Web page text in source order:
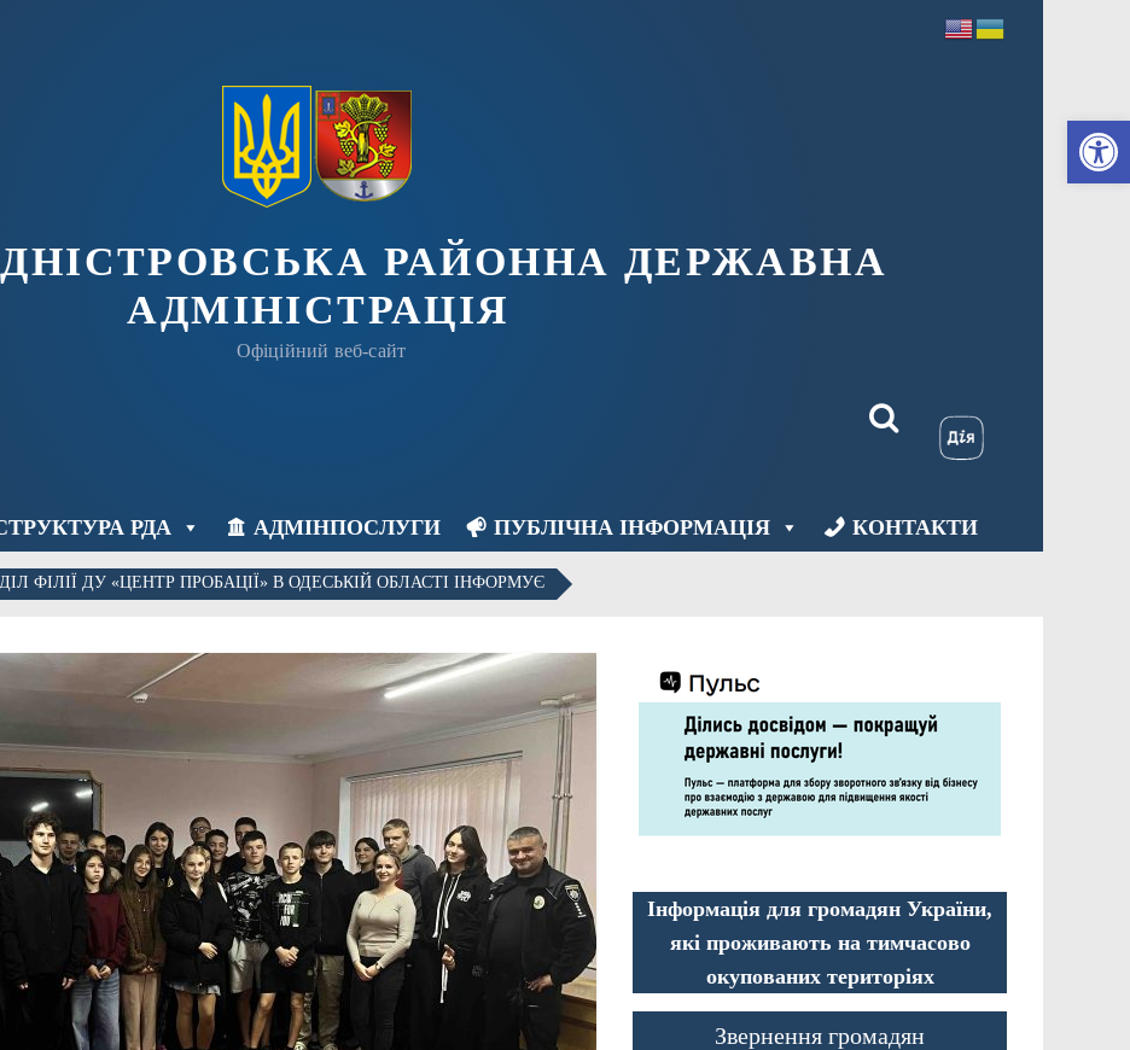
ДНІСТРОВСЬКА РАЙОННА ДЕРЖАВНА
АДМІНІСТРАЦІЯ
Офіційний веб-сайт
РДА АДМІНПОСЛУГИ ПУБЛІЧНА ІНФОРМАЦІЯ КОНТАКТИ
ФІЛІЇ ДУ «ЦЕНТР ПРОБАЦІЇ» В ОДЕСЬКІЙ ОБЛАСТІ ІНФОРМУЄ
Інформація для громадян України,
які проживають на тимчасово
окупованих територіях
Звернення громадян